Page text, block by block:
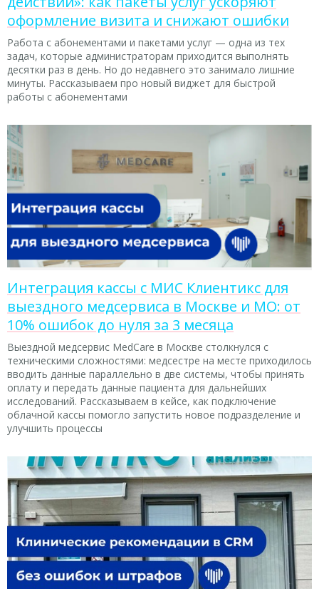
оформление визита и снижают ошибки
Работа с абонементами и пакетами услуг — одна из тех
задач, которые администраторам приходится выполнять
десятки раз в день. Но до недавнего это занимало лишние
минуты. Рассказываем про новый виджет для быстрой
работы с абонементами
Интеграция кассы с МИС Клиентикс для
выездного медсервиса в Москве и МО: от
10% ошибок до нуля за 3 месяца
Выездной медсервис MedCare в Москве столкнулся с
техническими сложностями: медсестре на месте приходилось
вводить данные параллельно в две системы, чтобы принять
оплату и передать данные пациента для дальнейших
исследований. Рассказываем в кейсе, как подключение
облачной кассы помогло запустить новое подразделение и
улучшить процессы